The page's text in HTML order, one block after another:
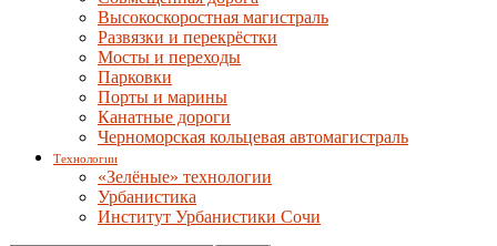
Высокоскоростная магистраль
Развязки и перекрёстки
Мосты и переходы
Парковки
Порты и марины
Канатные дороги
Черноморская кольцевая автомагистраль
Технологии
«Зелёные» технологии
Урбанистика
Институт Урбанистики Сочи